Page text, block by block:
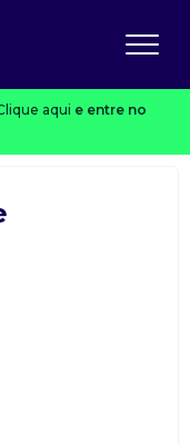
aqui e entre no